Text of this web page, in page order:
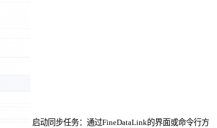
启动同步任务：通过FineDataLink的界面或命令行方